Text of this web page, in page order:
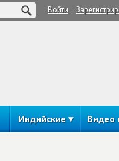
Войти
Индийские Видео